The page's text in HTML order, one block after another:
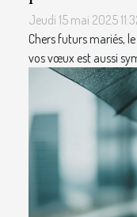
Jeudi 15 mai 2025
Chers futurs mariés,
vos vœux est aussi